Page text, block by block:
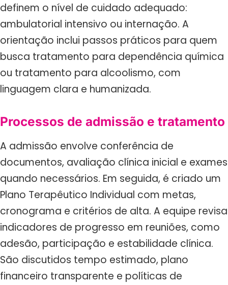
definem o nível de cuidado adequado:
ambulatorial intensivo ou internação. A
orientação inclui passos práticos para quem
busca tratamento para dependência química
ou tratamento para alcoolismo, com
linguagem clara e humanizada.
Processos de admissão e tratamento
A admissão envolve conferência de
documentos, avaliação clínica inicial e exames
quando necessários. Em seguida, é criado um
Plano Terapêutico Individual com metas,
cronograma e critérios de alta. A equipe revisa
indicadores de progresso em reuniões, como
adesão, participação e estabilidade clínica.
São discutidos tempo estimado, plano
financeiro transparente e políticas de